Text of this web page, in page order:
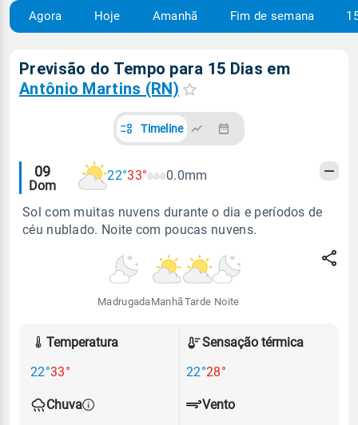
Agora Hoje Amanhã Fim de semana
Previsão do Tempo para 15 Dias em
Antônio Martins (RN)
Timeline
Alertas
meteorológicos
09
Dom
22°33° 0.0mm
Sol com muitas nuvens durante o dia e períodos de
céu nublado. Noite com poucas nuvens.
Madrugada Manhã Tarde Noite
Temperatura
22°33°
Sensação térmica
22°28°
Chuva
Vento